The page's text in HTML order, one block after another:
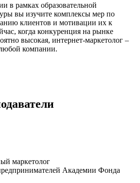
в рамках образовательной
вы изучите комплексы мер по
клиентов и мотивации их к
когда конкуренция на рынке
высокая, интернет-маркетолог ‒
компании.
маркетолог
Академии Фонда